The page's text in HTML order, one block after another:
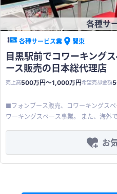
場企業の子会社など、中堅企業との取
準の通信手順に対応したEDIシステム
天・ヤフー等のモール連携システム等の小売業も
7,500万円〜1億円（税込） クラウド
万円で先期は営業利益1500万と役員
程の利益があり2〜3年分で7500万〜1
と老後の為の資金を得たい。 売却後も
す。 ■特記事項 当社はシステム開発を主に27年間行っており、記載した以外
きる買い手企業様を探しています。 フ
も過去のソフトウェア資産であるWEB
各種サ
各種サービス業 関東
目黒駅前でコワーキング
ース販売の日本総代理店
売上高500万円〜1,000万円希望売却金額
■フォンブース販売、コワーキングス
ワーキングスペース事業。 また、海外
は目黒駅から徒歩圏内の魅力的な立地
おり、ビジネスに最適な設備が充実。 ■ VR事業 世界で利用できるバーチャル
お